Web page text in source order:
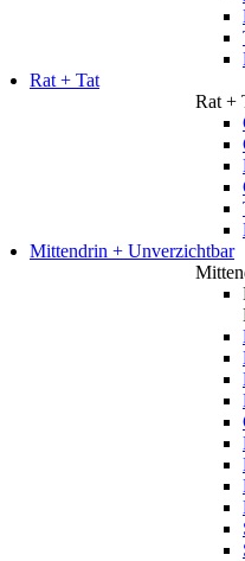
Rat + Tat
Rat +
Mittendrin + Unverzichtbar